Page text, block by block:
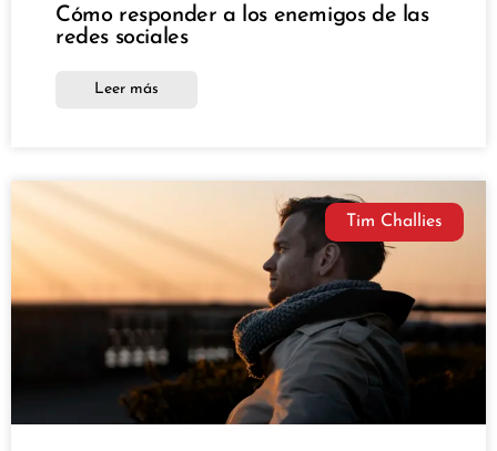
Cómo responder a los enemigos de las
redes sociales
Leer más
Tim Challies